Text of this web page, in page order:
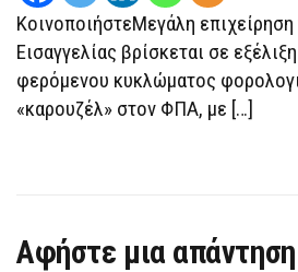
ΚΑΣΤΟΡΙΆ
ΚΑΙ
ΠΕΡΙΟΥΣΙΑΚΆ
ΚοινοποιήστεΜεγάλη
Εισαγγελίας βρίσκεται σε
φερόμενου κυκλώματος
«καρουζέλ» στον ΦΠΑ, με […]
Αφήστε μια απάντηση